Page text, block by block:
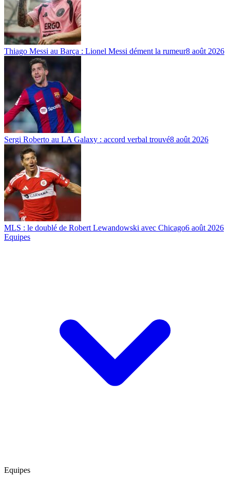
Thiago Messi au Barça : Lionel Messi dément la rumeur8 août 2026
Sergi Roberto au LA Galaxy : accord verbal trouvé8 août 2026
MLS : le doublé de Robert Lewandowski avec Chicago6 août 2026
Equipes
Equipes